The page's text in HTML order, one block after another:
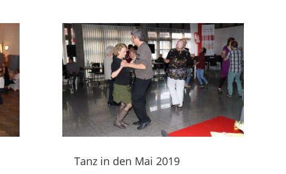
Tanz in den Mai 2019